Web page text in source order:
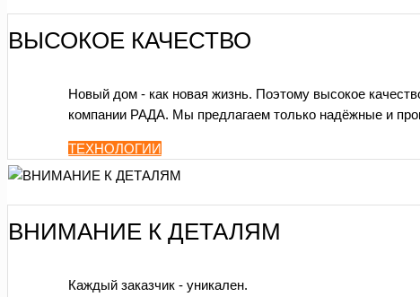
ВЫСОКОЕ КАЧЕСТВО
Новый дом - как новая жизнь. Поэтому высокое
компании РАДА. Мы предлагаем только надёжные и
ТЕХНОЛОГИИ
ВНИМАНИЕ К ДЕТАЛЯМ
Каждый заказчик - уникален.